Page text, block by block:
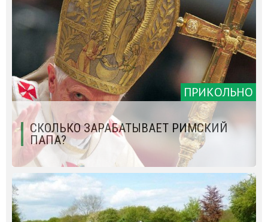
ПРИКОЛЬНО
СКОЛЬКО ЗАРАБАТЫВАЕТ РИМСКИЙ
ПАПА?